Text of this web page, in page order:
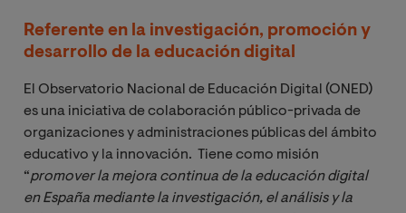
Referente en la investigación, promoción y
desarrollo de la educación digital
El Observatorio Nacional de Educación Digital (ONED)
es una iniciativa de colaboración público-privada de
organizaciones y administraciones públicas del ámbito
educativo y la innovación. Tiene como misión
“promover la mejora continua de la educación digital
en España mediante la investigación, el análisis y la